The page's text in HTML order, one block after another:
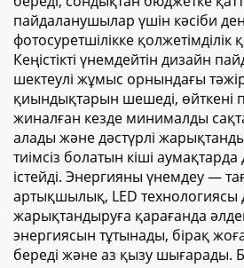
пайдаланушылар үшін кәсіби
фотосуретшілікке қолжетімділік
Кеңістікті үнемдейтін дизайн
шектеулі жұмыс орнындағы
қиындықтарын шешеді,
жиналған кезде минималды
алады және дәстүрлі
тиімсіз болатын кіші
істейді. Энергияны үнемдеу —
артықшылық, LED технологиясы
жарықтандыруға қарағанда
энергиясын тұтынады, бірақ
береді және аз қызу шығарады.